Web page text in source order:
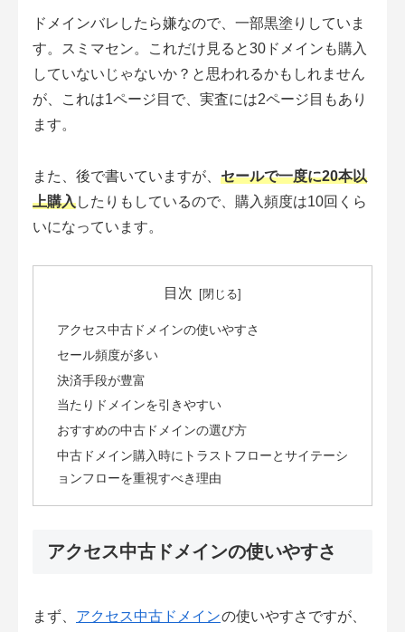
ドメインバレしたら嫌なので、一部黒塗りしていま
す。スミマセン。これだけ見ると30ドメインも購入
していないじゃないか？と思われるかもしれません
が、これは1ページ目で、実査には2ページ目もあり
ます。
また、後で書いていますが、 セールで一度に20本以
上購入したりもしているので、購入頻度は10回くら
いになっています。
目次
アクセス中古ドメインの使いやすさ
セール頻度が多い
決済手段が豊富
当たりドメインを引きやすい
おすすめの中古ドメインの選び方
中古ドメイン購入時にトラストフローとサイテーシ
ョンフローを重視すべき理由
アクセス中古ドメインの使いやすさ
まず、 アクセス中古ドメインの使いやすさですが、